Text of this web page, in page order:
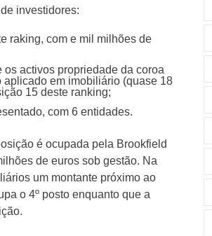
investidores:
raking, com e mil milhões de
activos propriedade da coroa
em imobiliário (quase 18
15 deste ranking;
com 6 entidades.
é ocupada pela Brookfield
de euros sob gestão. Na
um montante próximo ao
o 4º posto enquanto que a